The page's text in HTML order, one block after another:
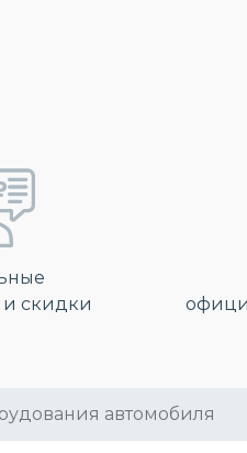
скидки
автомобиля